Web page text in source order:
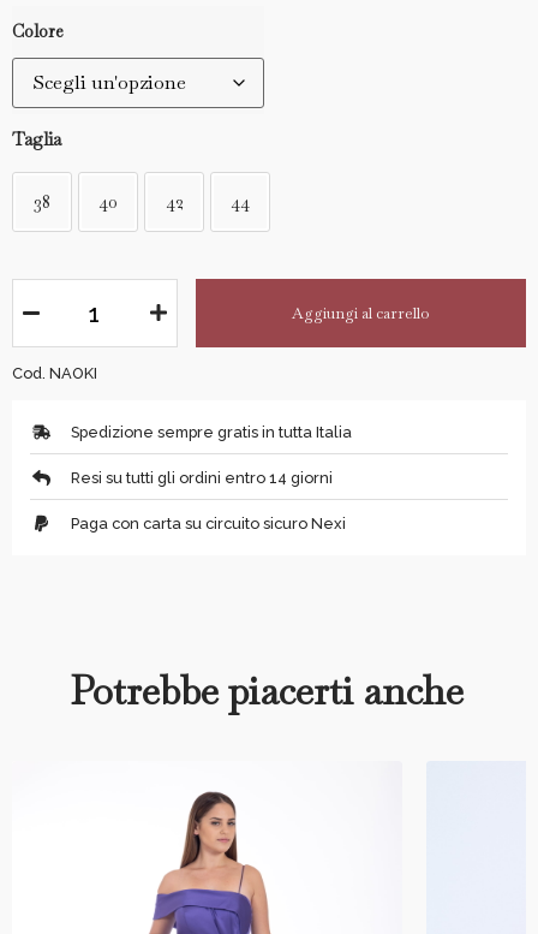
Colore
Taglia
38 40 42 44
Aggiungi al carrello
Cod. NAOKI
Spedizione sempre gratis in tutta Italia
Resi su tutti gli ordini entro 14 giorni
Paga con carta su circuito sicuro Nexi
Potrebbe piacerti anche